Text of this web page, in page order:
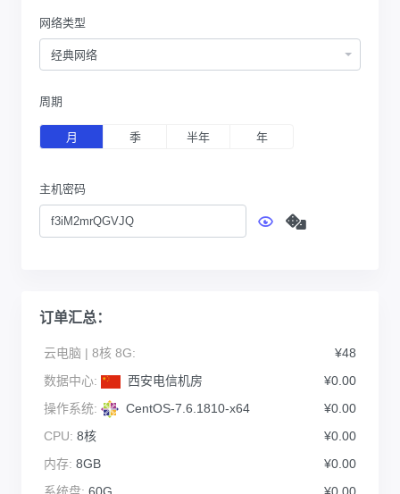
网络类型
经典网络
周期
月 季 半年 年
主机密码
订单汇总：
云电脑 | 8核 8G:
¥48
数据中心:
西安电信机房
¥0.00
操作系统:
CentOS-7.6.1810-x64
¥0.00
CPU: 8核
¥0.00
内存: 8GB
¥0.00
系统盘: 60G
¥0.00